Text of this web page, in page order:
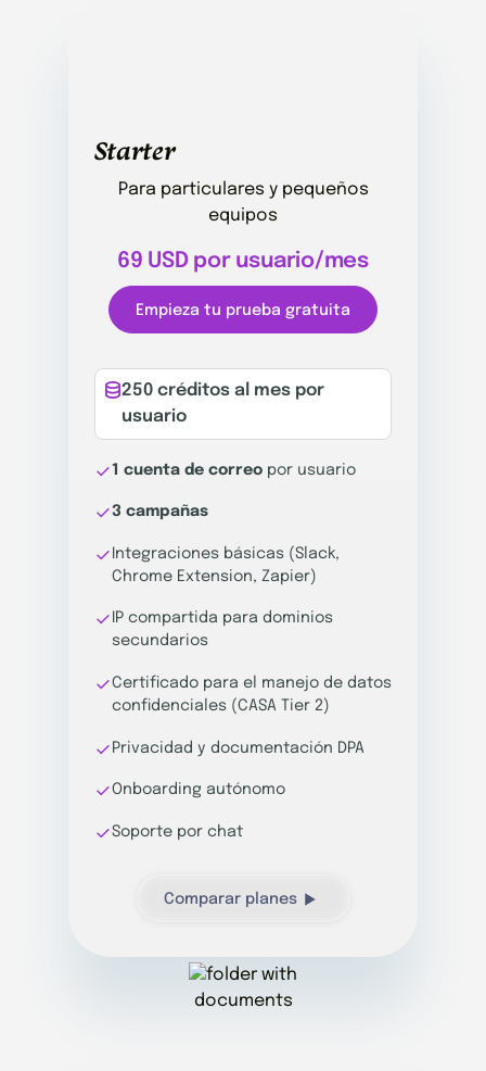
Starter
Para particulares y pequeños
equipos
69 USD por usuario/mes
Empieza tu prueba gratuita
250 créditos al mes por
usuario
1 cuenta de correopor usuario
3 campañas
Integraciones básicas (Slack,
Chrome Extension, Zapier)
IP compartida para dominios
secundarios
Certificado para el manejo de datos
confidenciales (CASA Tier 2)
Privacidad y documentación DPA
Onboarding autónomo
Soporte por chat
Comparar planes